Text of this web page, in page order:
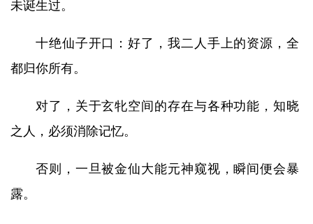
未诞生过。
十绝仙子开口：好了，我二人手上的资源，全
都归你所有。
对了，关于玄牝空间的存在与各种功能，知晓
之人，必须消除记忆。
否则，一旦被金仙大能元神窥视，瞬间便会暴
露。